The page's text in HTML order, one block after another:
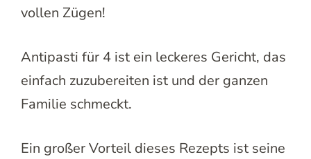
vollen Zügen!
Antipasti für 4 ist ein leckeres Gericht, das
einfach zuzubereiten ist und der ganzen
Familie schmeckt.
Ein großer Vorteil dieses Rezepts ist seine